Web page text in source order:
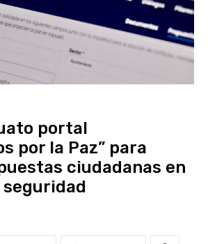
portal
por la Paz” para
ciudadanas en